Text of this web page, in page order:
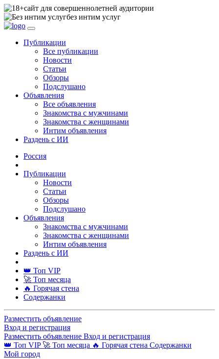
сайт для совершеннолетней аудитории
без интим услуг
Публикации
Все публикации
Новости
Статьи
Обзоры
Подслушано
Объявления
Все объявления
Знакомства с мужчинами
Знакомства с женщинами
Интим объявления
Раздень с ИИ
Россия
Публикации
Новости
Статьи
Обзоры
Подслушано
Объявления
Знакомства с мужчинами
Знакомства с женщинами
Интим объявления
Раздень с ИИ
👑 Топ VIP
🚀 Топ месяца
🔥 Горячая стена
Содержанки
Разместить объявление
Вход и регистрация
Разместить объявление Вход и регистрация
👑 Топ VIP 🚀 Топ месяца 🔥 Горячая стена Содержанки
Мой город